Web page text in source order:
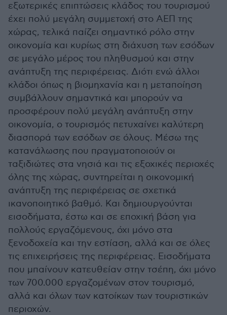
εξωτερικές επιπτώσεις κλάδος του τουρισμού
έχει πολύ μεγάλη συμμετοχή στο ΑΕΠ της
χώρας, τελικά παίζει σημαντικό ρόλο στην
οικονομία και κυρίως στη διάχυση των εσόδων
σε μεγάλο μέρος του πληθυσμού και στην
ανάπτυξη της περιφέρειας. Διότι ενώ άλλοι
κλάδοι όπως η βιομηχανία και η μεταποίηση
συμβάλλουν σημαντικά και μπορούν να
προσφέρουν πολύ μεγάλη ανάπτυξη στην
οικονομία, ο τουρισμός πετυχαίνει καλύτερη
διασπορά των εσόδων σε όλους. Μέσω της
κατανάλωσης που πραγματοποιούν οι
ταξιδιώτες στα νησιά και τις εξοχικές περιοχές
όλης της χώρας, συντηρείται η οικονομική
ανάπτυξη της περιφέρειας σε σχετικά
ικανοποιητικό βαθμό. Και δημιουργούνται
εισοδήματα, έστω και σε εποχική βάση για
πολλούς εργαζόμενους, όχι μόνο στα
ξενοδοχεία και την εστίαση, αλλά και σε όλες
τις επιχειρήσεις της περιφέρειας. Εισοδήματα
που μπαίνουν κατευθείαν στην τσέπη, όχι μόνο
των 700.000 εργαζομένων στον τουρισμό,
αλλά και όλων των κατοίκων των τουριστικών
περιοχών.